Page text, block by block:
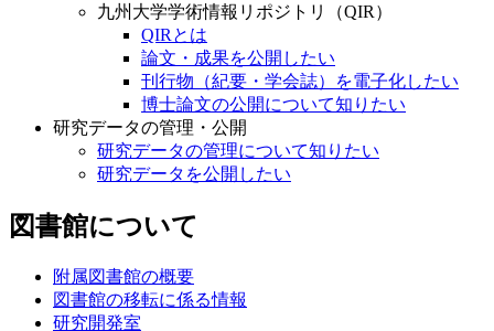
九州大学学術情報リポジトリ（QIR）
QIRとは
論文・成果を公開したい
刊行物（紀要・学会誌）を電子化したい
博士論文の公開について知りたい
研究データの管理・公開
研究データの管理について知りたい
研究データを公開したい
図書館について
附属図書館の概要
図書館の移転に係る情報
研究開発室